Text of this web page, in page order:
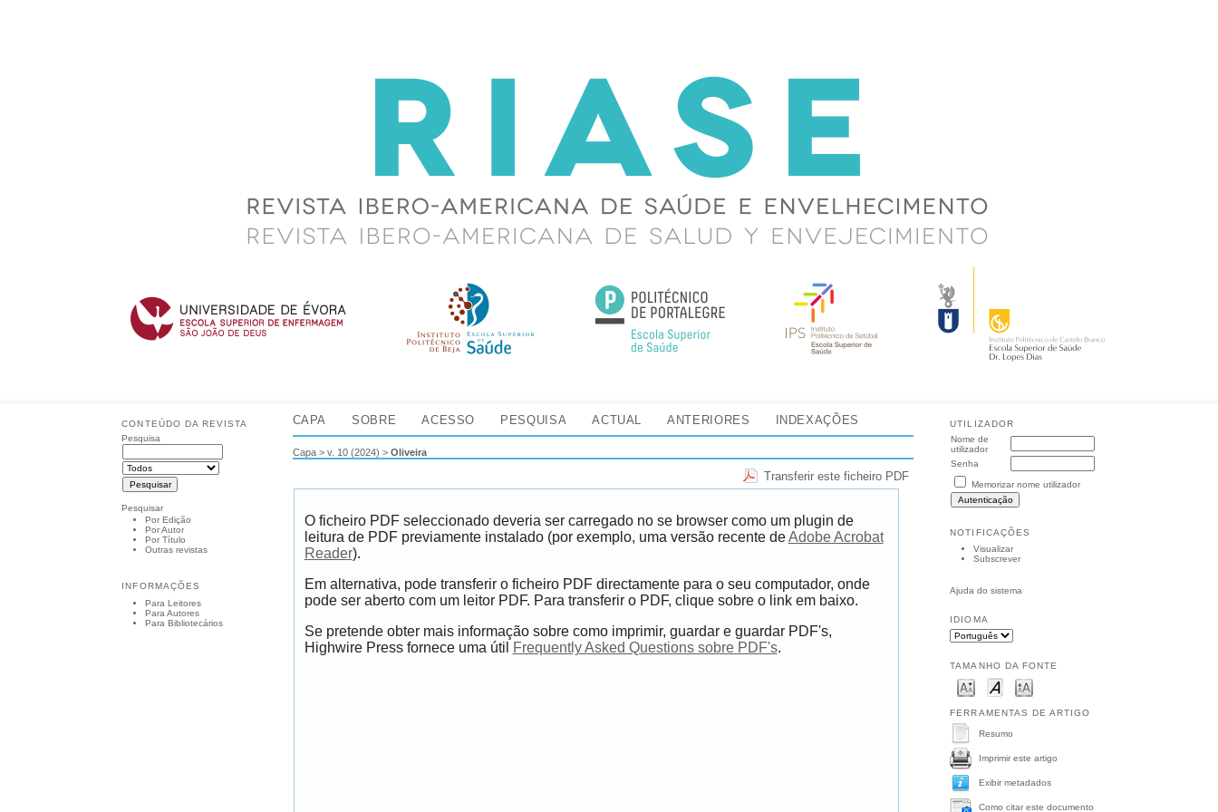
CONTEÚDO DA REVISTA
Pesquisa
Pesquisar
Por Edição
Por Autor
Por Título
Outras revistas
INFORMAÇÕES
Para Leitores
Para Autores
Para Bibliotecários
UTILIZADOR
Nome de
utilizador
Senha
Memorizar nome utilizador
NOTIFICAÇÕES
Visualizar
Subscrever
Ajuda do sistema
IDIOMA
TAMANHO DA FONTE
FERRAMENTAS DE ARTIGO
Resumo
Imprimir este artigo
Exibir metadados
Como citar este documento
CAPA SOBRE ACESSO PESQUISA ACTUAL ANTERIORES INDEXAÇÕES
Capa> v. 10 (2024) > Oliveira
Transferir este ficheiro PDF
O ficheiro PDF seleccionado deveria ser carregado no se browser como um plugin de
leitura de PDF previamente instalado (por exemplo, uma versão recente deAdobe Acrobat
Reader).
Em alternativa, pode transferir o ficheiro PDF directamente para o seu computador, onde
pode ser aberto com um leitor PDF. Para transferir o PDF, clique sobre o link em baixo.
Se pretende obter mais informação sobre como imprimir, guardar e guardar PDF's,
Highwire Press fornece uma útil
Frequently Asked Questions sobre PDF's.